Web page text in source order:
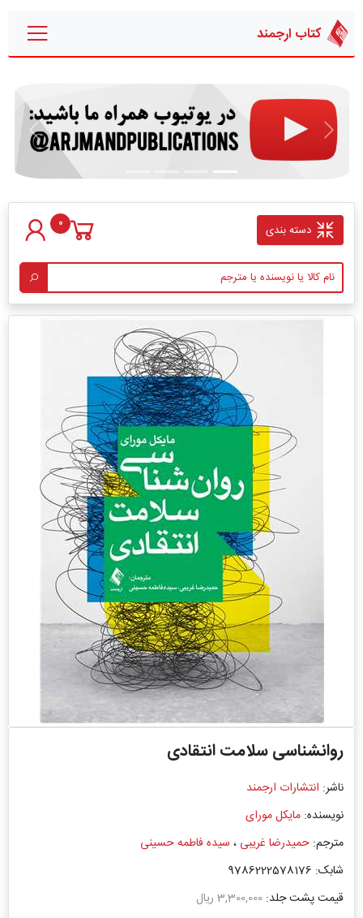
کتاب ارجمند
قبلی بعدی
دسته بندی 0
روانشناسی سلامت انتقادی
ناشر: انتشارات ارجمند
نویسنده: مایکل مورای
مترجم: حمیدرضا غریبی ، سیده فاطمه حسینی
شابک: 9786222578176
قیمت پشت جلد: 3,300,000 ریال